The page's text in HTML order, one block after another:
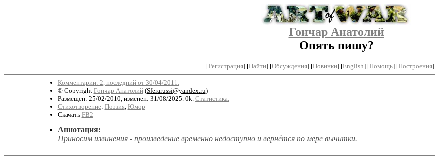
Гончар Анатолий
Опять пишу?
[Регистрация] [Найти] [Обсуждения] [Новинки] [English] [Помощь] [Построения]
Комментарии: 2, последний от 30/04/2011.
© Copyright Гончар Анатолий(Sferarussi@yandex.ru)
Размещен: 25/02/2010, изменен: 31/08/2025. 0k. Статистика.
Стихотворение: Поэзия, Юмор
Скачать FB2
Аннотация:
Приносим извинения - произведение временно недоступно и вернётся по мере вычитки.